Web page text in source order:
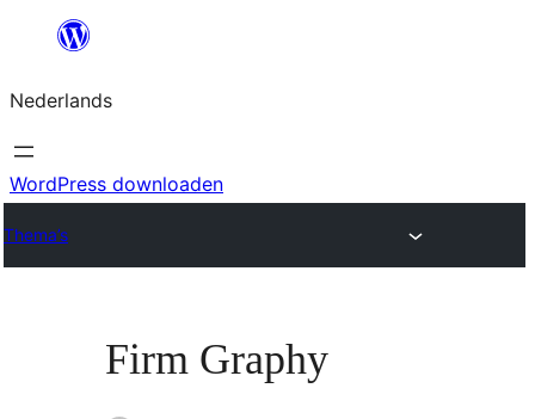
de
inhoud
Nederlands
WordPress downloaden
Thema’s
Firm Graphy